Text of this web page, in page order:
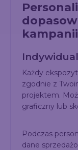
kampanii
Każdy
zgodnie z
projektem.
graficzny lub
Podczas
dane